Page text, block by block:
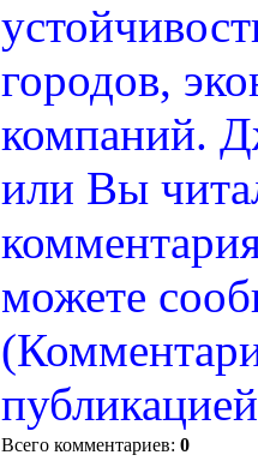
городов,
компаний.
или Вы
можете
Всего комментариев: 0